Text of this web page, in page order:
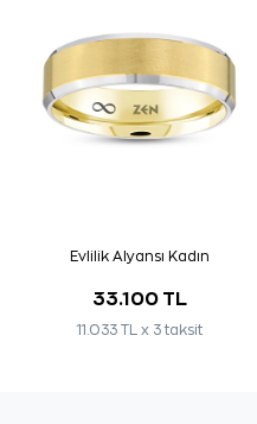
Evlilik Alyansı Kadın
33.100 TL
11.033 TL x 3 taksit